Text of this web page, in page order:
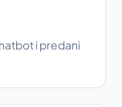
i predani